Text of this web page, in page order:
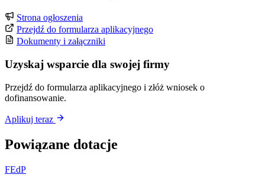
Strona ogłoszenia
Przejdź do formularza aplikacyjnego
Dokumenty i załączniki
Uzyskaj wsparcie dla swojej firmy
Przejdź do formularza aplikacyjnego i złóż wniosek o
dofinansowanie.
Aplikuj teraz
Powiązane dotacje
FEdP